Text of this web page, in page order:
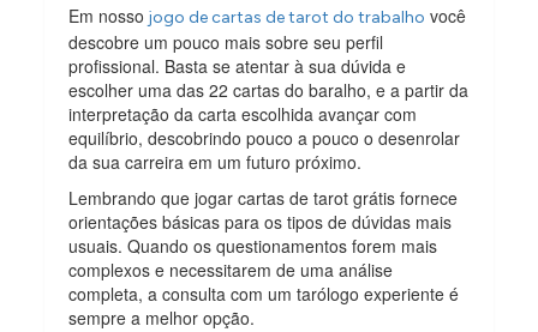
Em nosso jogo de cartas de tarot do trabalho você
descobre um pouco mais sobre seu perfil
profissional. Basta se atentar à sua dúvida e
escolher uma das 22 cartas do baralho, e a partir da
interpretação da carta escolhida avançar com
equilíbrio, descobrindo pouco a pouco o desenrolar
da sua carreira em um futuro próximo.
Lembrando que jogar cartas de tarot grátis fornece
orientações básicas para os tipos de dúvidas mais
usuais. Quando os questionamentos forem mais
complexos e necessitarem de uma análise
completa, a consulta com um tarólogo experiente é
sempre a melhor opção.